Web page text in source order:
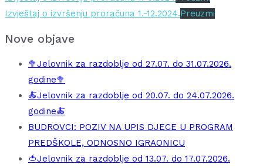
Izvještaj o izvršenju proračuna 1.-12.2024.Preuzmi
Nove objave
🥦Jelovnik za razdoblje od 27.07. do 31.07.2026.
godine🥦
🍝Jelovnik za razdoblje od 20.07. do 24.07.2026.
godine🍝
BUDROVCI: POZIV NA UPIS DJECE U PROGRAM
PREDŠKOLE, ODNOSNO IGRAONICU
🍅Jelovnik za razdoblje od 13.07. do 17.07.2026.